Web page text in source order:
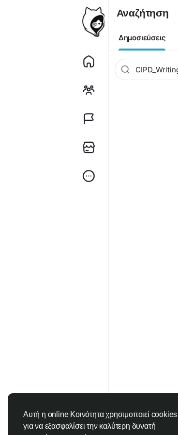
Αυτή η online Κοινότητα χρησιμοποιεί cookies
για να εξασφαλίσει την καλύτερη δυνατή
Αναζήτηση
Δημοσιεύσεις